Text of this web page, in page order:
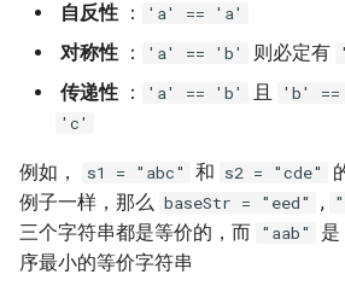
12. 矩阵中的路径
13. 机器人的运动范围
14.2. 剪绳子 II
15. 二进制中 1 的个数
10. 和为 k 的子数组
12. 左右两边子数组的和相等
13. 二维子矩阵的和
2.1. 移除重复节点
2.2. 返回倒数第 k 个节点
2.4. 分割链表
2.5. 链表求和
自反性 ： 'a' == 'a'
对称性 ： 'a' == 'b' 则必定有
传递性 ： 'a' == 'b' 且 'b'
'c'
例如， s1 = "abc" 和 s2 = "cde"
例子一样，那么 baseStr = "eed" ,
三个字符串都是等价的，而 "aab" 是
序最小的等价字符串